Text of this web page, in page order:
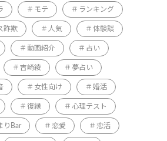
モテ ランキング
詐欺 人気 体験談
動画紹介 占い
吉崎綾 夢占い
女性向け 婚活
復縁 心理テスト
りBar 恋愛 恋活